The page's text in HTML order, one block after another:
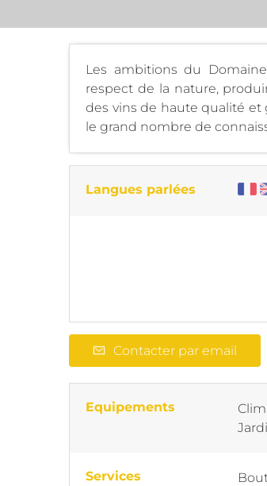
Les ambitions du
respect de la nature,
des vins de haute qualité
le grand nombre de
Langues parlées
Contacter par email
Equipements
Services